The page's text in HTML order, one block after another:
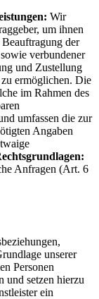
Wir
um ihnen
der
verbundener
und Zustellung
ermöglichen. Die
im Rahmen des
umfassen die zur
Angaben
Anfragen (Art. 6
unserer
Personen
und setzen hierzu
ein